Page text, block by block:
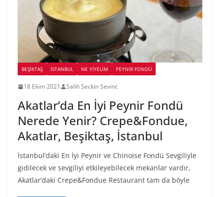
BEŞIKTAŞ İSTANBUL NE YİYELİM PEYNIR FONDÜ
18 Ekim 2021 Salih Seckin Sevinc
Akatlar’da En İyi Peynir Fondü
Nerede Yenir? Crepe&Fondue,
Akatlar, Beşiktaş, İstanbul
İstanbul’daki En İyi Peynir ve Chinoise Fondü Sevgiliyle
gidilecek ve sevgiliyi etkileyebilecek mekanlar vardır,
Akatlar’daki Crepe&Fondue Restaurant tam da böyle